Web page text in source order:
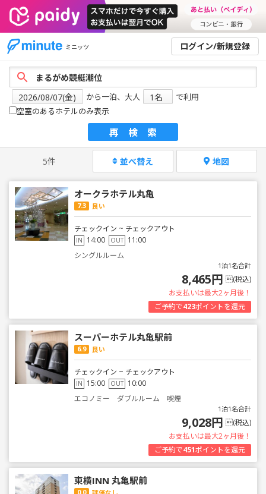
ミニッツ ログイン/新規登録
から一泊、大人
で利用
空室のあるホテルのみ表示
再検索
5件 並べ替え 地図
オークラホテル丸亀
7.3 良い
チェックイン ~ チェックアウト
IN 14:00 OUT 11:00
シングルルーム
1泊1名合計
8,465円 (税込)
お支払いは最大2ヶ月後！
ご予約で423ポイントを還元
スーパーホテル丸亀駅前
6.9 良い
チェックイン ~ チェックアウト
IN 15:00 OUT 10:00
エコノミー ダブルルーム 喫煙
1泊1名合計
9,028円 (税込)
お支払いは最大2ヶ月後！
ご予約で451ポイントを還元
東横INN 丸亀駅前
0.0